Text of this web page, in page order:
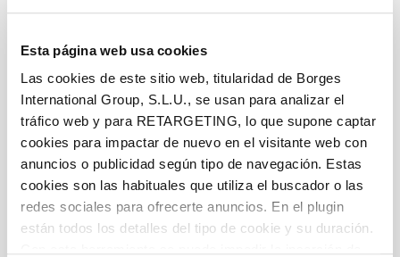
Esta página web usa cookies
Las cookies de este sitio web, titularidad de Borges
International Group, S.L.U., se usan para analizar el
tráfico web y para RETARGETING, lo que supone captar
cookies para impactar de nuevo en el visitante web con
anuncios o publicidad según tipo de navegación. Estas
cookies son las habituales que utiliza el buscador o las
redes sociales para ofrecerte anuncios. En el plugin
están todos los detalles del tipo de cookie y su duración.